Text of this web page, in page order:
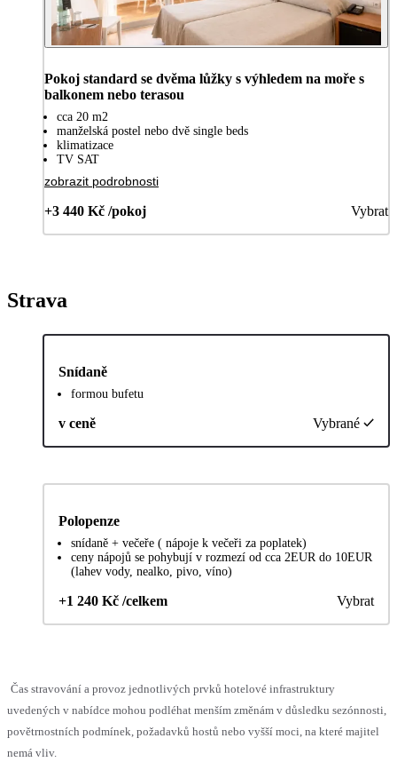
Pokoj standard se dvěma lůžky s výhledem na moře s
balkonem nebo terasou
cca 20 m2
manželská postel nebo dvě single beds
klimatizace
TV SAT
zobrazit podrobnosti
+3 440 Kč /pokoj Vybrat
Strava
Snídaně
formou bufetu
v ceně Vybrané
Polopenze
snídaně + večeře ( nápoje k večeři za poplatek)
ceny nápojů se pohybují v rozmezí od cca 2EUR do 10EUR
(lahev vody, nealko, pivo, víno)
+1 240 Kč /celkem Vybrat
Čas stravování a provoz jednotlivých prvků hotelové infrastruktury
uvedených v nabídce mohou podléhat menším změnám v důsledku sezónnosti,
povětrnostních podmínek, požadavků hostů nebo vyšší moci, na které majitel
nemá vliv.